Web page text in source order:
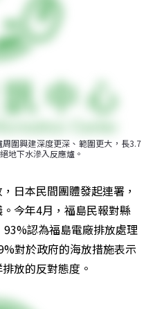
圍興建深度更深、範圍更大，長3.7
地下水滲入反應爐。
日本民間團體發起連署，
今年4月，福島民報對縣
認為福島電廠排放處理
對於政府的海放措施表示
放的反對態度。